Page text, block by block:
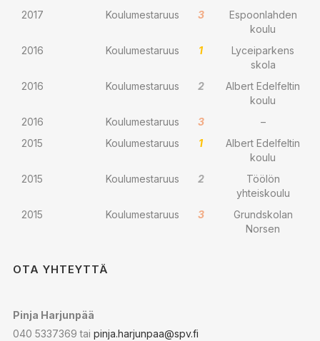
2017
Koulumestaruus 3
Espoonlahden
koulu
2016
Koulumestaruus 1
Lyceiparkens
skola
2016
Koulumestaruus 2
Albert Edelfeltin
koulu
2016
Koulumestaruus 3
–
2015
Koulumestaruus 1
Albert Edelfeltin
koulu
2015
Koulumestaruus 2
Töölön
yhteiskoulu
2015
Koulumestaruus 3
Grundskolan
Norsen
OTA YHTEYTTÄ
Pinja Harjunpää
040 5337369 tai pinja.harjunpaa@spv.fi